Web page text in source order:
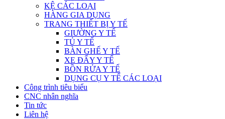
KỆ CÁC LOẠI
HÀNG GIA DỤNG
TRANG THIẾT BỊ Y TẾ
GIƯỜNG Y TẾ
TỦ Y TẾ
BÀN GHẾ Y TẾ
XE ĐẨY Y TẾ
BỒN RỬA Y TẾ
DỤNG CỤ Y TẾ CÁC LOẠI
Công trình tiêu biểu
CNC nhân nghĩa
Tin tức
Liên hệ